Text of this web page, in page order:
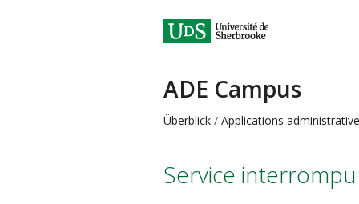
ADE Campus
Überblick Applications
Service interrompu